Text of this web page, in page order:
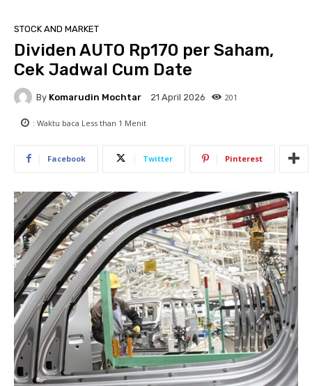
STOCK AND MARKET
Dividen AUTO Rp170 per Saham,
Cek Jadwal Cum Date
By Komarudin Mochtar 21 April 2026 201
: Waktu baca Less than 1 Menit
Facebook Twitter Pinterest